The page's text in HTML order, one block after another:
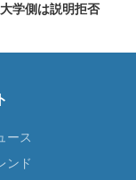
学側は説明拒否
ース
ンド